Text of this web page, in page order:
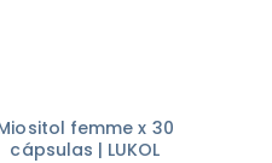
femme x 30
cápsulas | LUKOL